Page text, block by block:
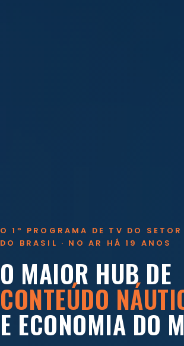
O 1º PROGRAMA DE TV DO
DO BRASIL · NO AR HÁ 19 ANOS
O MAIOR HUB DE
CONTEÚDO
E ECONOMIA DO